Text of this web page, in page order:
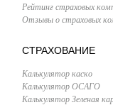
Рейтинг страховых
Отзывы о страховых
СТРАХОВАНИЕ
Калькулятор каско
Калькулятор ОСАГО
Калькулятор Зеленая